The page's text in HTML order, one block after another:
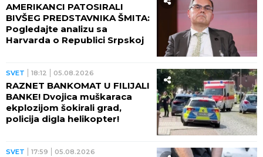
AMERIKANCI PATOSIRALI
BIVŠEG PREDSTAVNIKA ŠMITA:
Pogledajte analizu sa
Harvarda o Republici Srpskoj
SVET 18:12 05.08.2026
RAZNET BANKOMAT U FILIJALI
BANKE! Dvojica muškaraca
ekplozijom šokirali grad,
policija digla helikopter!
SVET 17:59 05.08.2026